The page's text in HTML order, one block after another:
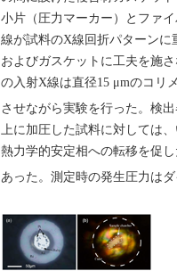
小片（圧力マーカー）とファ
線が試料のX線回折パターンに
およびガスケットに工夫を施
の入射X線は直径15 μmのコリ
させながら実験を行った。検
上に加圧した試料に対しては
熱力学的安定相への転移を促
あった。測定時の発生圧力は